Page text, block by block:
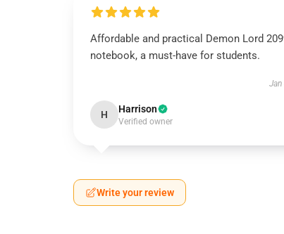
Affordable and practical Demon Lord
notebook, a must-have for students.
Jan
H Harrison
Verified owner
Write your review